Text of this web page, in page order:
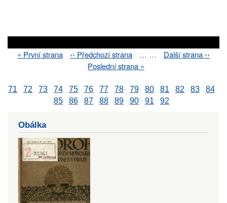
First
« První strana
Previous
‹‹ Předchozí strana … …
Next
Další strana ››
Last
Poslední strana »
71 72 73 74 75 76 77 78 79 80 81 82 83
84
85
86 87 88 89 90 91 92
Obálka